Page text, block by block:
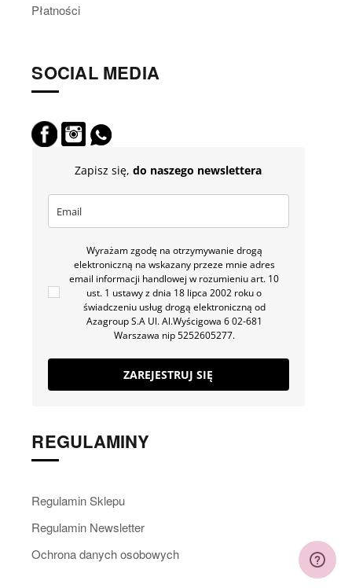
Płatności
SOCIAL MEDIA
Zapisz się, do naszego newslettera
Wyrażam zgodę na otrzymywanie drogą
elektroniczną na wskazany przeze mnie adres
email informacji handlowej w rozumieniu art. 10
ust. 1 ustawy z dnia 18 lipca 2002 roku o
świadczeniu usług drogą elektroniczną od
Azagroup S.A Ul. Al.Wyścigowa 6 02-681
Warszawa nip 5252605277.
ZAREJESTRUJ SIĘ
REGULAMINY
Regulamin Sklepu
Regulamin Newsletter
Ochrona danych osobowych